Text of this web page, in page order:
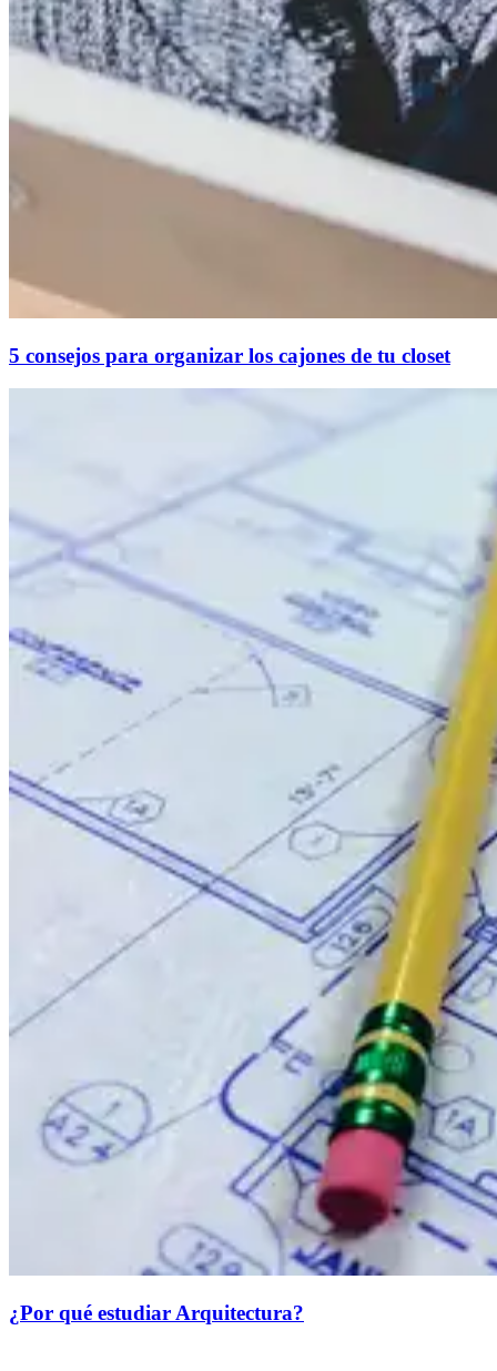
5 consejos para organizar los cajones de tu closet
¿Por qué estudiar Arquitectura?